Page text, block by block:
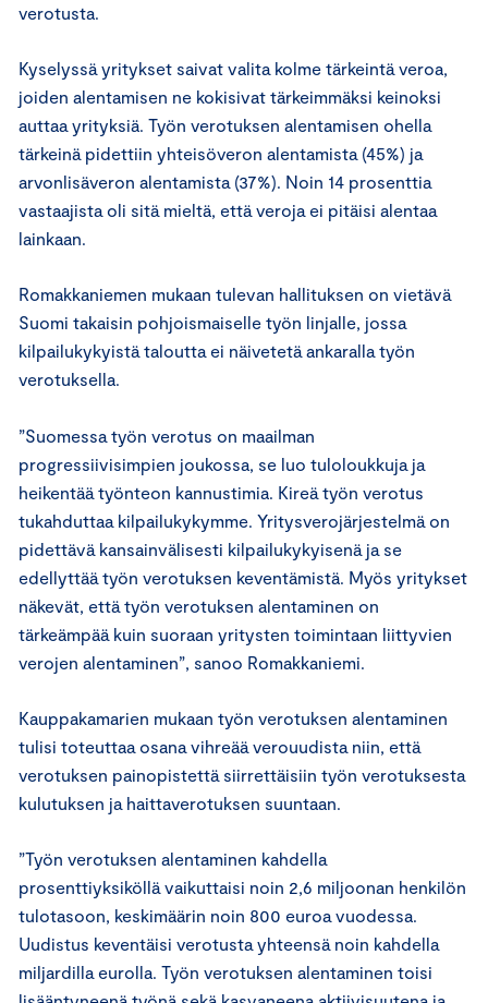
verotusta.
Kyselyssä yritykset saivat valita kolme tärkeintä veroa,
joiden alentamisen ne kokisivat tärkeimmäksi keinoksi
auttaa yrityksiä. Työn verotuksen alentamisen ohella
tärkeinä pidettiin yhteisöveron alentamista (45%) ja
arvonlisäveron alentamista (37%). Noin 14 prosenttia
vastaajista oli sitä mieltä, että veroja ei pitäisi alentaa
lainkaan.
Romakkaniemen mukaan tulevan hallituksen on vietävä
Suomi takaisin pohjoismaiselle työn linjalle, jossa
kilpailukykyistä taloutta ei näivetetä ankaralla työn
verotuksella.
”Suomessa työn verotus on maailman
progressiivisimpien joukossa, se luo tuloloukkuja ja
heikentää työnteon kannustimia. Kireä työn verotus
tukahduttaa kilpailukykymme. Yritysverojärjestelmä on
pidettävä kansainvälisesti kilpailukykyisenä ja se
edellyttää työn verotuksen keventämistä. Myös yritykset
näkevät, että työn verotuksen alentaminen on
tärkeämpää kuin suoraan yritysten toimintaan liittyvien
verojen alentaminen”, sanoo Romakkaniemi.
Kauppakamarien mukaan työn verotuksen alentaminen
tulisi toteuttaa osana vihreää verouudista niin, että
verotuksen painopistettä siirrettäisiin työn verotuksesta
kulutuksen ja haittaverotuksen suuntaan.
”Työn verotuksen alentaminen kahdella
prosenttiyksiköllä vaikuttaisi noin 2,6 miljoonan henkilön
tulotasoon, keskimäärin noin 800 euroa vuodessa.
Uudistus keventäisi verotusta yhteensä noin kahdella
miljardilla eurolla. Työn verotuksen alentaminen toisi